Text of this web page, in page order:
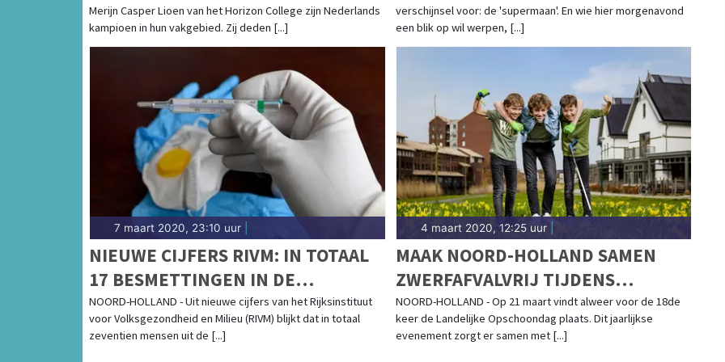
Merijn Casper Lioen van het Horizon College zijn Nederlands
kampioen in hun vakgebied. Zij deden [...]
verschijnsel voor: de 'supermaan'. En wie hier morgenavond
een blik op wil werpen, [...]
7 maart 2020, 23:10 uur
NIEUWE CIJFERS RIVM: IN TOTAAL
17 BESMETTINGEN IN DE
PROVINCIE
NOORD-HOLLAND - Uit nieuwe cijfers van het Rijksinstituut
voor Volksgezondheid en Milieu (RIVM) blijkt dat in totaal
zeventien mensen uit de [...]
4 maart 2020, 12:25 uur|
MAAK NOORD-HOLLAND SAMEN
ZWERFAFVALVRIJ TIJDENS
LANDELIJKE OPSCHOONDAG OP 21
MAART
NOORD-HOLLAND - Op 21 maart vindt alweer voor de 18de
keer de Landelijke Opschoondag plaats. Dit jaarlijkse
evenement zorgt er samen met [...]